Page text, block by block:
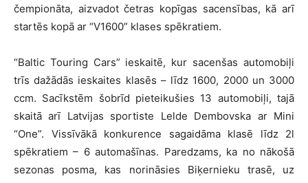
čempionāta, aizvadot četras kopīgas sacensības, kā arī
startēs kopā ar “V1600” klases spēkratiem.
“Baltic Touring Cars” ieskaitē, kur sacenšas automobiļi
trīs dažādās ieskaites klasēs – līdz 1600, 2000 un 3000
ccm. Sacīkstēm šobrīd pieteikušies 13 automobiļi, tajā
skaitā arī Latvijas sportiste Lelde Dembovska ar Mini
“One”. Vissīvākā konkurence sagaidāma klasē līdz 2l
spēkratiem – 6 automašīnas. Paredzams, ka no nākošā
sezonas posma, kas norināsies Biķernieku trasē, uz